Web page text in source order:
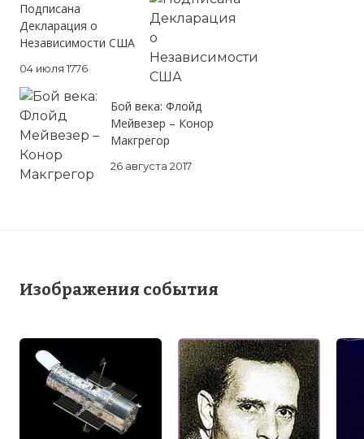
Подписана
Декларация о
Независимости США
04 июля 1776
Бой века: Флойд
Мейвезер – Конор
Макгрегор
26 августа 2017
Изображения события